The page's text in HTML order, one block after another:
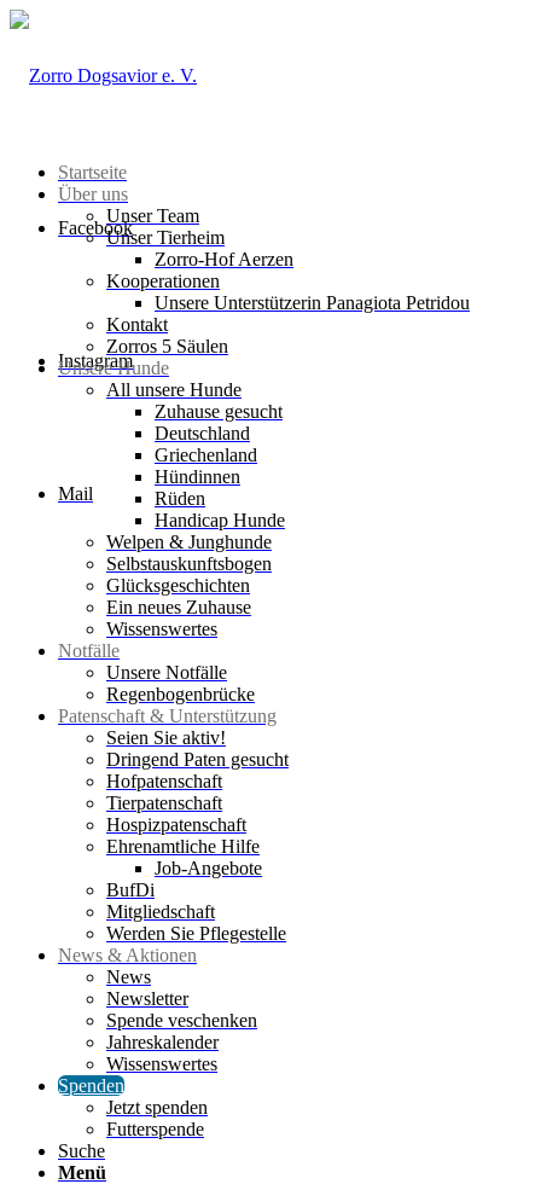
Facebook
Instagram
Mail
Startseite
Über uns
Unser Team
Unser Tierheim
Zorro-Hof Aerzen
Kooperationen
Unsere Unterstützerin Panagiota Petridou
Kontakt
Zorros 5 Säulen
Unsere Hunde
All unsere Hunde
Zuhause gesucht
Deutschland
Griechenland
Hündinnen
Rüden
Handicap Hunde
Welpen & Junghunde
Selbstauskunftsbogen
Glücksgeschichten
Ein neues Zuhause
Wissenswertes
Notfälle
Unsere Notfälle
Regenbogenbrücke
Patenschaft & Unterstützung
Seien Sie aktiv!
Dringend Paten gesucht
Hofpatenschaft
Tierpatenschaft
Hospizpatenschaft
Ehrenamtliche Hilfe
Job-Angebote
BufDi
Mitgliedschaft
Werden Sie Pflegestelle
News & Aktionen
News
Newsletter
Spende veschenken
Jahreskalender
Wissenswertes
Spenden
Jetzt spenden
Futterspende
Suche
Menü